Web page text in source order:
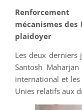
mécanismes des
plaidoyer
Les deux
Santosh
international et
Unies relatifs aux